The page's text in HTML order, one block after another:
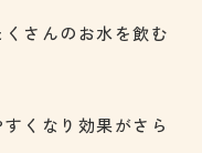
さんのお水を飲む
くなり効果がさら